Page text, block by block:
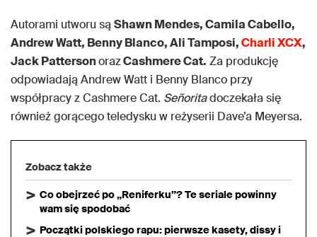
Autorami utworu sąShawn Mendes, Camila Cabello,
Andrew Watt, Benny Blanco, Ali Tamposi,Charli XCX,
Jack PattersonorazCashmere Cat. Za produkcję
odpowiadają Andrew Watt i Benny Blanco przy
współpracy z Cashmere Cat. Señoritadoczekała się
również gorącego teledysku w reżyserii Dave’a Meyersa.
Zobacz także
Co obejrzeć po „Reniferku”? Te seriale powinny
wam się spodobać
Początki polskiego rapu: pierwsze kasety, dissy i